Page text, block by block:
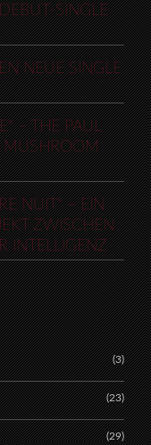
SINGLE
NEUE SINGLE
– THE PAUL
MUSHROOM
NUIT“ – EIN
ZWISCHEN
INTELLIGENZ
(3)
(23)
(29)